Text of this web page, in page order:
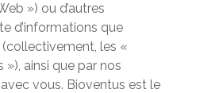
») ou d’autres
d’informations que
les «
ainsi que par nos
vous. Bioventus est le